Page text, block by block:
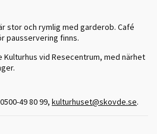
stor och rymlig med garderob. Café
pausservering finns.
vid Resecentrum, med närhet
49 80 99, kulturhuset@skovde.se.